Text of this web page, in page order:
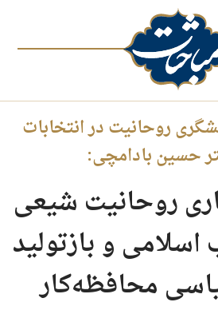
روحانیت در انتخابات
روحانیت شیعی
اسلامی و بازتولید
محافظه‌کار